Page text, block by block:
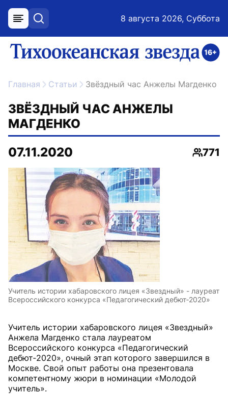
меню поиск 8 августа 2026, Суббота
ссылка на главную
Главная Статьи Звёздный час Анжелы Магденко
ЗВЁЗДНЫЙ ЧАС АНЖЕЛЫ
МАГДЕНКО
07.11.2020
771
Учитель истории хабаровского лицея «Звездный» - лауреат
Всероссийского конкурса «Педагогический дебют‑2020»
Учитель истории хабаровского лицея «Звездный»
Анжела Магденко стала лауреатом
Всероссийского конкурса «Педагогический
дебют‑2020», очный этап которого завершился в
Москве. Свой опыт работы она презентовала
компетентному жюри в номинации «Молодой
учитель».